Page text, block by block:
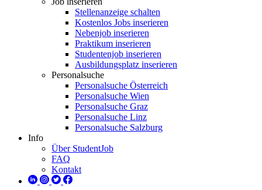
Stellenanzeige schalten
Kostenlos Jobs inserieren
Nebenjob inserieren
Praktikum inserieren
Studentenjob inserieren
Ausbildungsplatz inserieren
Personalsuche
Personalsuche Österreich
Personalsuche Wien
Personalsuche Graz
Personalsuche Linz
Personalsuche Salzburg
Info
Über StudentJob
FAQ
Kontakt